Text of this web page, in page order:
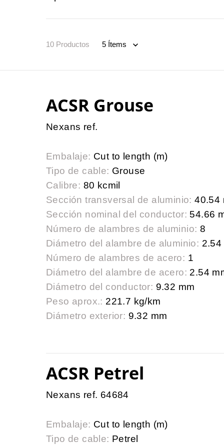
10 Productos
ACSR Grouse
Nexans ref.
Embalaje: Cut to length (m)
Tipo de cable: Grouse
Calibre: 80 kcmil
Sección transversal de aluminio: 40.54
Sección nominal del conductor: 54.66
Número de alambres de aluminio: 8
Diámetro del alambre de aluminio: 2.54
Número de alambres de acero: 1
Diámetro del alambre de acero: 2.54
Diámetro del conductor: 9.32 mm
Peso aprox.: 221.7 kg/km
Diámetro exterior: 9.32 mm
ACSR Petrel
Nexans ref. 64684
Embalaje: Cut to length (m)
Tipo de cable: Petrel